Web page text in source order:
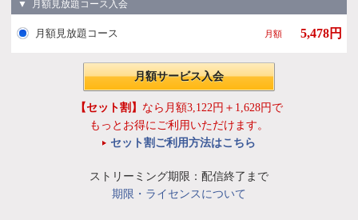
▼ 月額見放題コース入会
月額見放題コース 月額 5,478円
月額サービス入会
【セット割】 なら月額3,122円＋1,628円で
もっとお得にご利用いただけます。
セット割ご利用方法はこちら
ストリーミング期限：配信終了まで
期限・ライセンスについて